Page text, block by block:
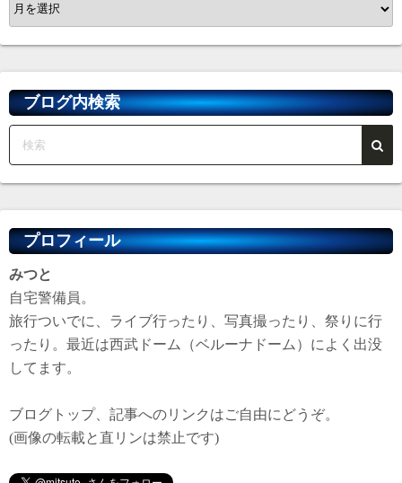
ー
カ
イ
ブブログ内検索
プロフィール
みつと
自宅警備員。
旅行ついでに、ライブ行ったり、写真撮ったり、祭りに行
ったり。最近は西武ドーム（ベルーナドーム）によく出没
してます。
ブログトップ、記事へのリンクはご自由にどうぞ。
(画像の転載と直リンは禁止です)